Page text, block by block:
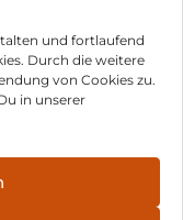
und fortlaufend
Durch die weitere
von Cookies zu.
in unserer